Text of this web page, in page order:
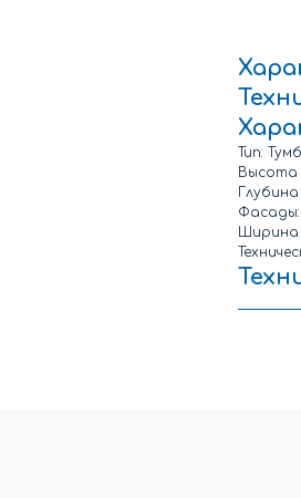
Тип:
Высота
Глубина
Ширина